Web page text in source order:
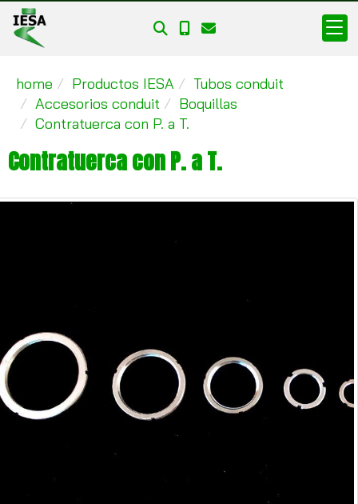
home Productos IESA
Tubos conduit
Accesorios conduit
Boquillas
Contratuerca con P. a T.
Contratuerca con P. a T.